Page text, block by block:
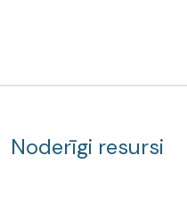
Noderīgi resursi